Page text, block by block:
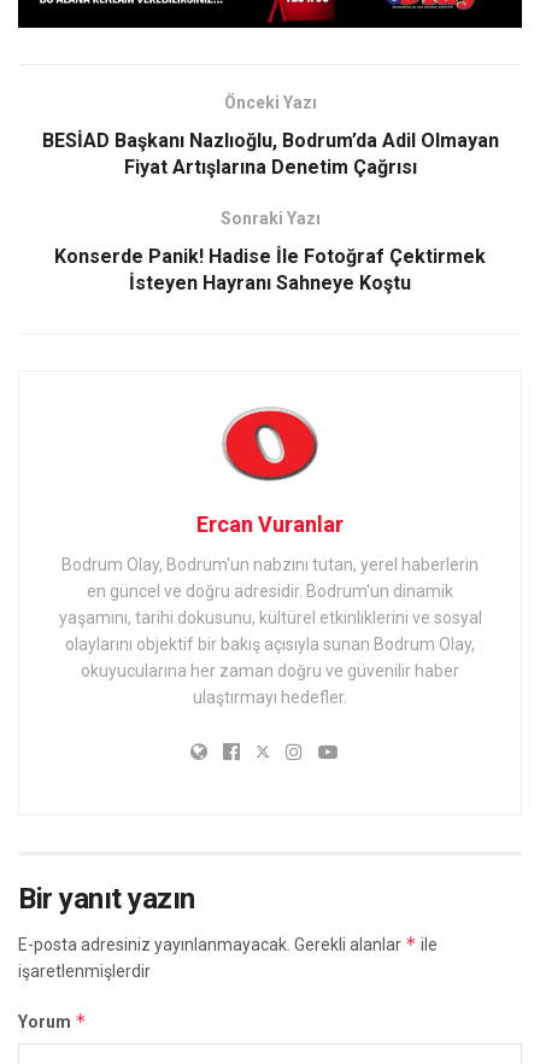
Önceki Yazı
BESİAD Başkanı Nazlıoğlu, Bodrum’da Adil Olmayan
Fiyat Artışlarına Denetim Çağrısı
Sonraki Yazı
Konserde Panik! Hadise İle Fotoğraf Çektirmek
İsteyen Hayranı Sahneye Koştu
Ercan Vuranlar
Bodrum Olay, Bodrum'un nabzını tutan, yerel haberlerin
en güncel ve doğru adresidir. Bodrum'un dinamik
yaşamını, tarihi dokusunu, kültürel etkinliklerini ve sosyal
olaylarını objektif bir bakış açısıyla sunan Bodrum Olay,
okuyucularına her zaman doğru ve güvenilir haber
ulaştırmayı hedefler.
Bir yanıt yazın
E-posta adresiniz yayınlanmayacak. Gerekli alanlar * ile
işaretlenmişlerdir
Yorum *